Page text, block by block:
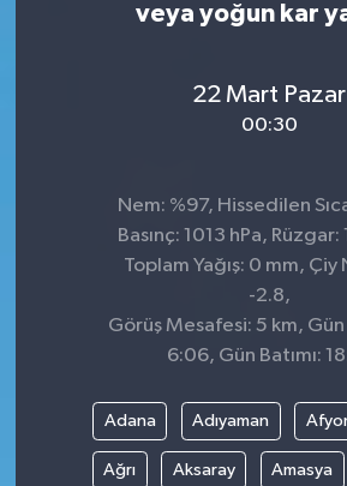
veya yoğun kar
22 Mart Pazar
00:30
Nem: %97, Hissedilen
Basınç: 1013 hPa,
Toplam Yağış: 0 mm, Çiy
-2.8,
Görüş Mesafesi: 5 km,
6:06, Gün Batımı:
Adana Adıyaman
Ağrı Aksaray Amasya